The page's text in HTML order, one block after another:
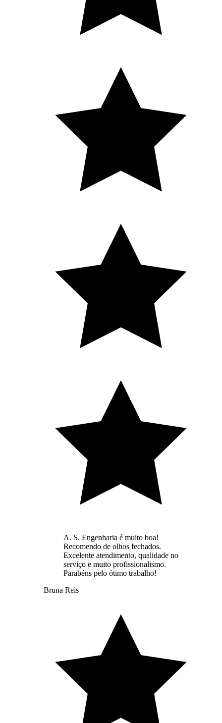
A. S. Engenharia é muito boa!
Recomendo de olhos fechados.
Excelente atendimento, qualidade no
serviço e muito profissionalismo.
Parabéns pelo ótimo trabalho!
Bruna Reis